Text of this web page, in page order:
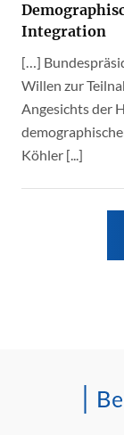
Integration
[…]
Willen zur
Angesichts der
Köhler [...]